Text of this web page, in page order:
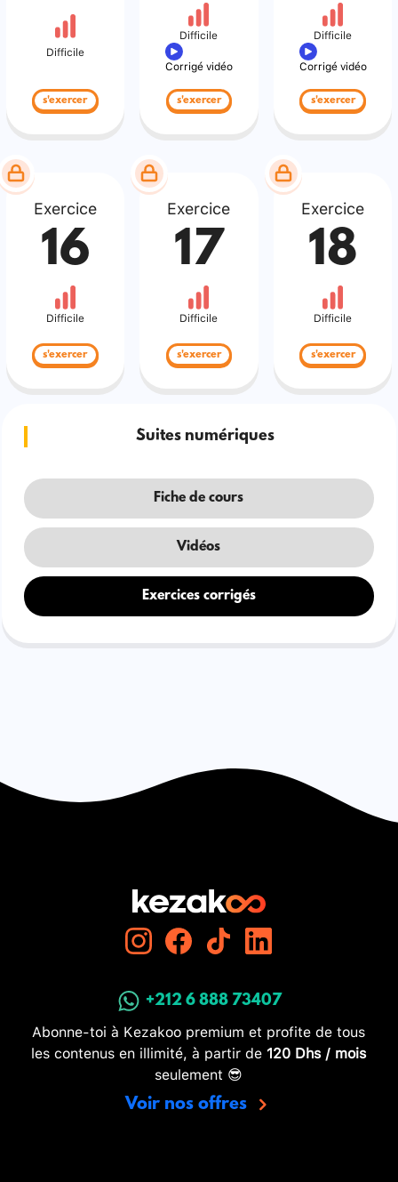
Difficile
s'exercer
Difficile
Corrigé vidéo
s'exercer
Difficile
Corrigé vidéo
s'exercer
Exercice
16
Difficile
s'exercer
Exercice
17
Difficile
s'exercer
Exercice
18
Difficile
s'exercer
Suites numériques
Fiche de cours
Vidéos
Exercices corrigés
+212 6 888 73407
Abonne-toi à Kezakoo premium et profite de tous
les contenus en illimité, à partir de 120 Dhs / mois
seulement 😎
Voir nos offres